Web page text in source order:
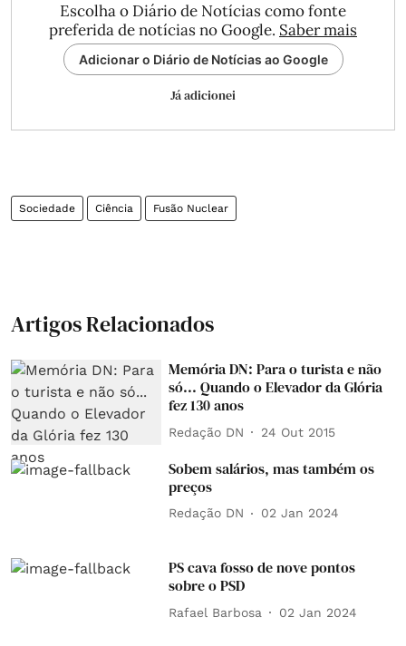
Escolha o Diário de Notícias como fonte
preferida de notícias no Google. Saber mais
Adicionar o Diário de Notícias ao Google
Já adicionei
Sociedade Ciência Fusão Nuclear
Artigos Relacionados
Memória DN: Para o turista e não
só... Quando o Elevador da Glória
fez 130 anos
Redação DN 24 Out 2015
Sobem salários, mas também os
preços
Redação DN 02 Jan 2024
PS cava fosso de nove pontos
sobre o PSD
Rafael Barbosa 02 Jan 2024